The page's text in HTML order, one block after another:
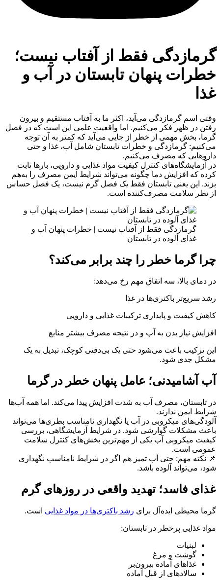
گرمازدگی فقط از آفتاب نیست؛
خطرات پنهان تابستان در آب و
غذا
وقتی اسم گرمازدگی می‌آید، اکثر ما به آفتاب مستقیم و بیرون
رفتن در ظهر فکر می‌کنیم. اما واقعیت علمی این است که در فصل
گرما، بخش مهمی از خطر از جایی می‌آید که کمتر به آن توجه
می‌کنیم: گرمازدگی و خطرات تابستان شامل آب، غذا و حتی
داروهایی که مصرف می‌کنیم.
در آزمایشگاه‌های کنترل کیفیت مواد غذایی و دارویی، بارها ثابت
کرده که افزایش دما چگونه می‌تواند شرایط ایمن مصرف را به‌هم
بزند. این یعنی تابستان فقط یک فصل گرم نیست، یک فصل حساس
از نظر سلامت مصرف‌کننده است.
گرمازدگی فقط از آفتاب نیست | خطرات پنهان آب و
غذای آلوده در تابستان
چرا گرما خطر را چند برابر می‌کند؟
در دمای بالا، سه اتفاق مهم رخ می‌دهد:
رشد سریع‌تر باکتری‌ها در غذا
کاهش کیفیت و پایداری ترکیبات غذایی و دارویی
افزایش نیاز بدن به آب و در نتیجه مصرف بیشتر منابع
این ترکیب باعث می‌شود حتی یک بی‌دقتی کوچک، تبدیل به یک
مشکل جدی شود.
آب آشامیدنی؛ عامل پنهان خطر در گرما
در تابستان، مصرف آب به شدت افزایش پیدا می‌کند. اما همه آب‌ها
شرایط ایمن ندارند.
آلودگی‌های میکروبی در آب یا نگهداری نامناسب بطری‌ها می‌تواند
باعث مشکلات گوارشی شود. در شرایط آزمایشگاهی، بررسی
کیفیت میکروبی آب یکی از مهم‌ترین بخش‌های کنترل سلامت
عمومی است.
📌 نکته مهم: حتی آب تمیز هم اگر در شرایط نامناسب نگهداری
شود، می‌تواند آلوده باشد.
غذای فاسد؛ تهدید واقعی در روزهای گرم
گرما محیطی ایده‌آل برای رشد باکتری‌ها در مواد غذایی است.
مواد غذایی پرخطر در تابستان:
لبنیات
گوشت و مرغ
غذاهای آماده بیرون‌بر
سالادهای از قبل آماده